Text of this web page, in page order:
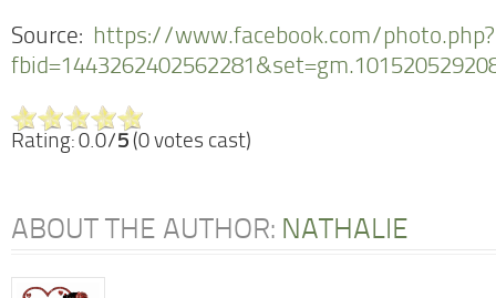
Source: https://www.facebook.com/photo.php?
Rating: 0.0/5 (0 votes cast)
ABOUT THE AUTHOR: NATHALIE